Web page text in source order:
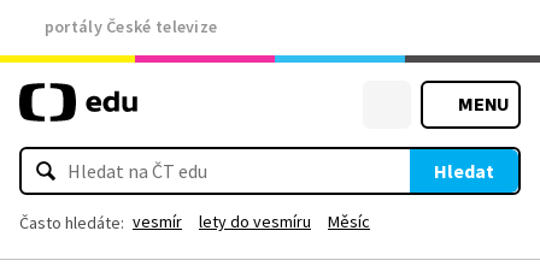
portály České televize
MENU
Hledat
Často hledáte: vesmír lety do vesmíru Měsíc